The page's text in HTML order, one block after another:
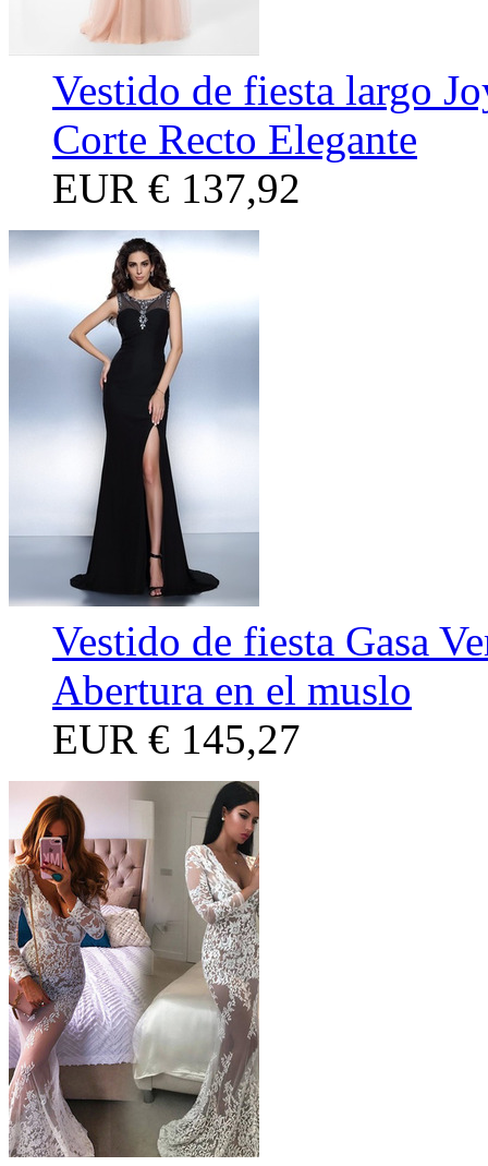
Vestido de fiesta largo
Corte Recto Elegante
EUR € 137,92
Vestido de fiesta Gasa
Abertura en el muslo
EUR € 145,27